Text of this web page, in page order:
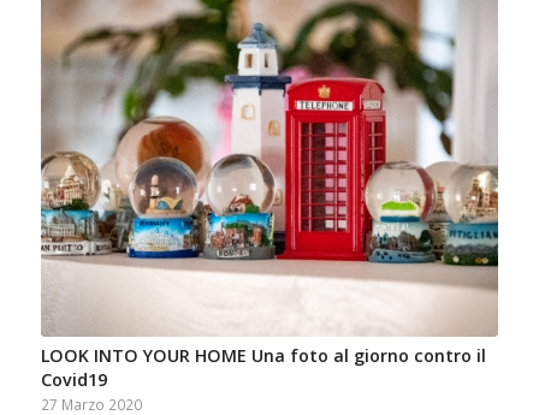
LOOK INTO YOUR HOME Una foto al giorno contro il
Covid19
27 Marzo 2020